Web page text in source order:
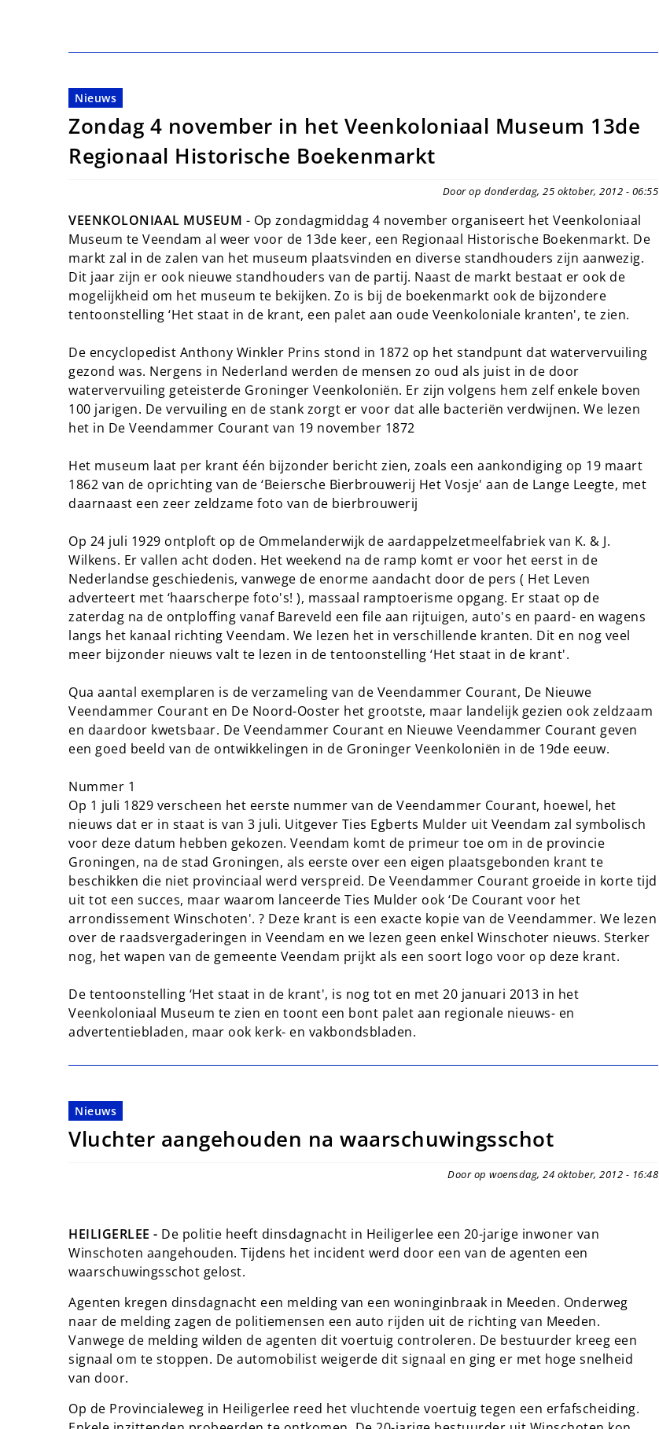
Nieuws
Zondag 4 november in het Veenkoloniaal Museum 13de
Regionaal Historische Boekenmarkt
Door op donderdag, 25 oktober, 2012 - 06:55
VEENKOLONIAAL MUSEUM - Op zondagmiddag 4 november organiseert het Veenkoloniaal
Museum te Veendam al weer voor de 13de keer, een Regionaal Historische Boekenmarkt. De
markt zal in de zalen van het museum plaatsvinden en diverse standhouders zijn aanwezig.
Dit jaar zijn er ook nieuwe standhouders van de partij. Naast de markt bestaat er ook de
mogelijkheid om het museum te bekijken. Zo is bij de boekenmarkt ook de bijzondere
tentoonstelling ‘Het staat in de krant, een palet aan oude Veenkoloniale kranten', te zien.
De encyclopedist Anthony Winkler Prins stond in 1872 op het standpunt dat watervervuiling
gezond was. Nergens in Nederland werden de mensen zo oud als juist in de door
watervervuiling geteisterde Groninger Veenkoloniën. Er zijn volgens hem zelf enkele boven
100 jarigen. De vervuiling en de stank zorgt er voor dat alle bacteriën verdwijnen. We lezen
het in De Veendammer Courant van 19 november 1872
Het museum laat per krant één bijzonder bericht zien, zoals een aankondiging op 19 maart
1862 van de oprichting van de ‘Beiersche Bierbrouwerij Het Vosje' aan de Lange Leegte, met
daarnaast een zeer zeldzame foto van de bierbrouwerij
Op 24 juli 1929 ontploft op de Ommelanderwijk de aardappelzetmeelfabriek van K. & J.
Wilkens. Er vallen acht doden. Het weekend na de ramp komt er voor het eerst in de
Nederlandse geschiedenis, vanwege de enorme aandacht door de pers ( Het Leven
adverteert met ‘haarscherpe foto's! ), massaal ramptoerisme opgang. Er staat op de
zaterdag na de ontploffing vanaf Bareveld een file aan rijtuigen, auto's en paard- en wagens
langs het kanaal richting Veendam. We lezen het in verschillende kranten. Dit en nog veel
meer bijzonder nieuws valt te lezen in de tentoonstelling ‘Het staat in de krant'.
Qua aantal exemplaren is de verzameling van de Veendammer Courant, De Nieuwe
Veendammer Courant en De Noord-Ooster het grootste, maar landelijk gezien ook zeldzaam
en daardoor kwetsbaar. De Veendammer Courant en Nieuwe Veendammer Courant geven
een goed beeld van de ontwikkelingen in de Groninger Veenkoloniën in de 19de eeuw.
Nummer 1
Op 1 juli 1829 verscheen het eerste nummer van de Veendammer Courant, hoewel, het
nieuws dat er in staat is van 3 juli. Uitgever Ties Egberts Mulder uit Veendam zal symbolisch
voor deze datum hebben gekozen. Veendam komt de primeur toe om in de provincie
Groningen, na de stad Groningen, als eerste over een eigen plaatsgebonden krant te
beschikken die niet provinciaal werd verspreid. De Veendammer Courant groeide in korte tijd
uit tot een succes, maar waarom lanceerde Ties Mulder ook ‘De Courant voor het
arrondissement Winschoten'. ? Deze krant is een exacte kopie van de Veendammer. We lezen
over de raadsvergaderingen in Veendam en we lezen geen enkel Winschoter nieuws. Sterker
nog, het wapen van de gemeente Veendam prijkt als een soort logo voor op deze krant.
De tentoonstelling ‘Het staat in de krant', is nog tot en met 20 januari 2013 in het
Veenkoloniaal Museum te zien en toont een bont palet aan regionale nieuws- en
advertentiebladen, maar ook kerk- en vakbondsbladen.
Nieuws
Vluchter aangehouden na waarschuwingsschot
Door op woensdag, 24 oktober, 2012 - 16:48
HEILIGERLEE - De politie heeft dinsdagnacht in Heiligerlee een 20-jarige inwoner van
Winschoten aangehouden. Tijdens het incident werd door een van de agenten een
waarschuwingsschot gelost.
Agenten kregen dinsdagnacht een melding van een woninginbraak in Meeden. Onderweg
naar de melding zagen de politiemensen een auto rijden uit de richting van Meeden.
Vanwege de melding wilden de agenten dit voertuig controleren. De bestuurder kreeg een
signaal om te stoppen. De automobilist weigerde dit signaal en ging er met hoge snelheid
van door.
Op de Provincialeweg in Heiligerlee reed het vluchtende voertuig tegen een erfafscheiding.